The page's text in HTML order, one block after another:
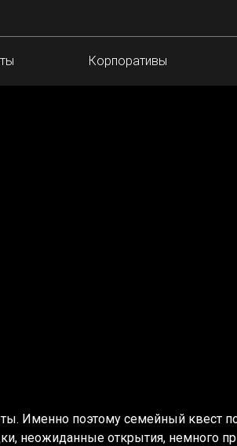
Корпоративы
Именно поэтому семейный квест
неожиданные открытия, немного